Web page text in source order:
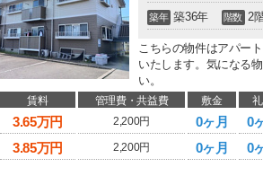
築年 築36年 階数 2
こちらの物件はアパー
いたします。気になる
い。
賃料 管理費・共益費 敷金
3.65万円 2,200円 0ヶ月 0
3.85万円 2,200円 0ヶ月 0